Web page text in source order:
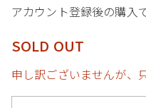
アカウント登録後の購入
SOLD OUT
申し訳ございませんが、